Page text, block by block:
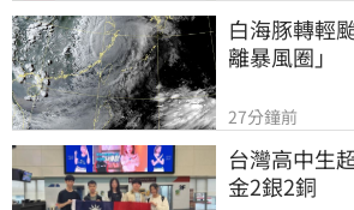
白海豚轉輕
離暴風圈」
27分鐘前
台灣高中生
金2銀2銅